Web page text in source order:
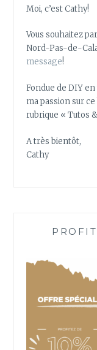
Moi, c’est Cathy!
Vous souhaitez
Nord-Pas-de-
message!
Fondue de DIY
ma passion sur
rubrique « Tutos
A très bientôt,
Cathy